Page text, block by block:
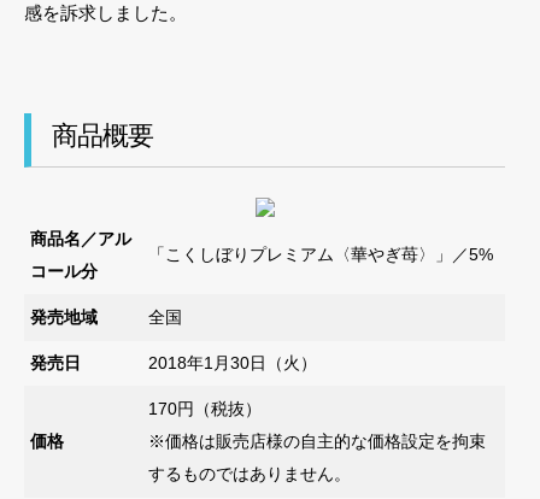
感を訴求しました。
商品概要
商品名／アル
コール分
「こくしぼりプレミアム〈華やぎ苺〉」／5%
発売地域 全国
発売日 2018年1月30日（火）
価格
170円（税抜）
※価格は販売店様の自主的な価格設定を拘束
するものではありません。